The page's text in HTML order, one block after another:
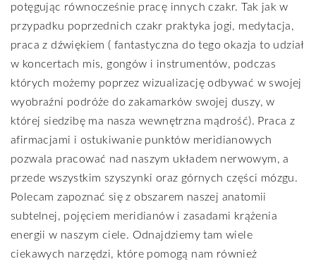
potęgując równocześnie pracę innych czakr. Tak jak w
przypadku poprzednich czakr praktyka jogi, medytacja,
praca z dźwiękiem ( fantastyczna do tego okazja to udział
w koncertach mis, gongów i instrumentów, podczas
których możemy poprzez wizualizację odbywać w swojej
wyobraźni podróże do zakamarków swojej duszy, w
której siedzibę ma nasza wewnętrzna mądrość). Praca z
afirmacjami i ostukiwanie punktów meridianowych
pozwala pracować nad naszym układem nerwowym, a
przede wszystkim szyszynki oraz górnych części mózgu.
Polecam zapoznać się z obszarem naszej anatomii
subtelnej, pojęciem meridianów i zasadami krążenia
energii w naszym ciele. Odnajdziemy tam wiele
ciekawych narzędzi, które pomogą nam również